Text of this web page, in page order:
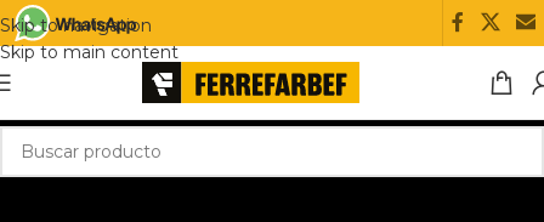
Skip to navigation
Skip to main content